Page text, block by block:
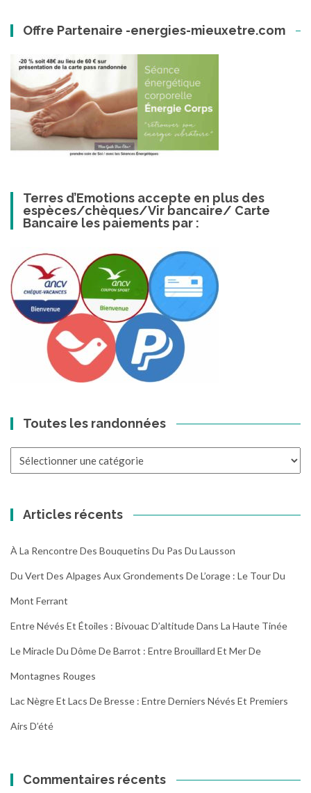
Offre Partenaire -energies-mieuxetre.com
Terres d’Emotions accepte en plus des
espèces/chèques/Vir bancaire/ Carte
Bancaire les paiements par :
Toutes les randonnées
Articles récents
À La Rencontre Des Bouquetins Du Pas Du Lausson
Du Vert Des Alpages Aux Grondements De L’orage : Le Tour Du
Mont Ferrant
Entre Névés Et Étoiles : Bivouac D’altitude Dans La Haute Tinée
Le Miracle Du Dôme De Barrot : Entre Brouillard Et Mer De
Montagnes Rouges
Lac Nègre Et Lacs De Bresse : Entre Derniers Névés Et Premiers
Airs D’été
Commentaires récents